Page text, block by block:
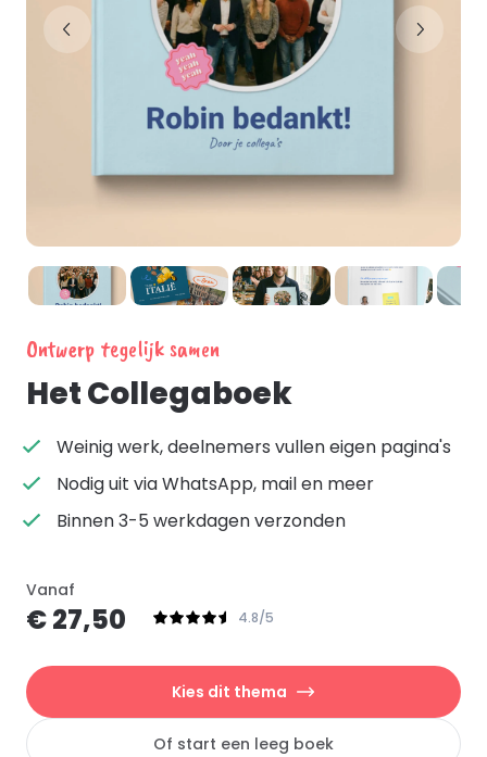
Ontwerp tegelijk samen
Het Collegaboek
Weinig werk, deelnemers vullen eigen pagina's
Nodig uit via WhatsApp, mail en meer
Binnen 3-5 werkdagen verzonden
Vanaf
€ 27,50 4.8/5
Kies dit thema
Of start een leeg boek